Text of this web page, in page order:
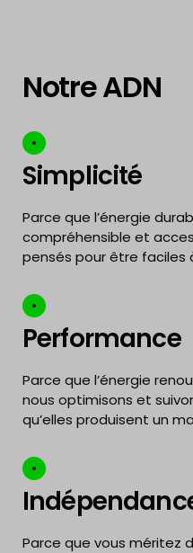
Notre ADN
Simplicité
Parce que l’énergie
compréhensible et
pensés pour être faciles
Performance
Parce que l’énergie
nous optimisons et
qu’elles produisent un
Parce que vous méritez